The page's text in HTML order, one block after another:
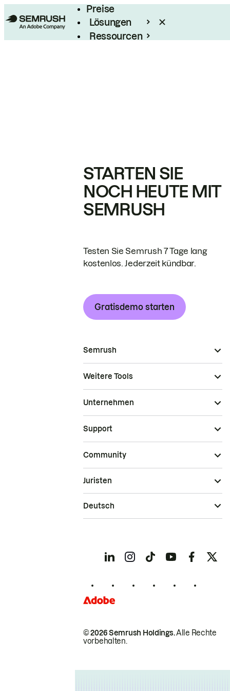
Preise
Lösungen
Ressourcen
STARTEN SIE
NOCH HEUTE MIT
SEMRUSH
Testen Sie Semrush 7 Tage lang
kostenlos. Jederzeit kündbar.
Gratisdemo starten
Semrush
Weitere Tools
Unternehmen
Support
Community
© 2026 Semrush Holdings.Alle Rechte
vorbehalten.
Juristen
Deutsch